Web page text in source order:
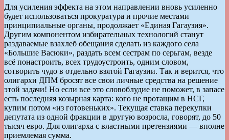
Для усиления эффекта на этом направлении вновь усиленно
будет использоваться прокуратура и прочие местами
принципиальные органы, продолжает «Единая Гагаузия».
Другим компонентом избирательных технологий станут
раздаваемые взахлеб обещания сделать из каждого села
«Большие Васюки», раздать всем сестрам по серьгам, везде
всё понастроить, всех трудоустроить, одним словом,
сотворить чудо в отдельно взятой Гагаузии. Так и верится, что
олигархи ДПМ бросят все свои личные средства на решение
этой задачи! Но если все это словоблудие не поможет, в запасе
есть последняя козырная карта: кого не протащим в НСГ,
купим потом «из готовеньких». Текущая ставка перекупки
депутата из одной фракции в другую возросла, говорят, до 50
тысяч евро. Для олигарха с властными претензиями — вполне
приемлемая сумма.